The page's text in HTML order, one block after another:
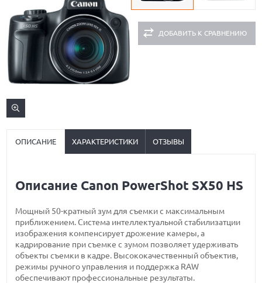
ДОБАВИТЬ К СРАВНЕНИЮ
ОПИСАНИЕ ХАРАКТЕРИСТИКИ ОТЗЫВЫ
Описание Canon PowerShot SX50 HS
Мощный 50-кратный зум для съемки с максимальным
приближением. Система интеллектуальной стабилизатции
изображения компенсирует дрожение камеры, а
кадрирование при съемке с зумом позволяет удерживать
объекты съемки в кадре. Высококачественный объектив,
режимы ручного управления и поддержка RAW
обеспечивают профессиональные результаты.